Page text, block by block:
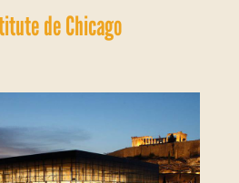
de Chicago